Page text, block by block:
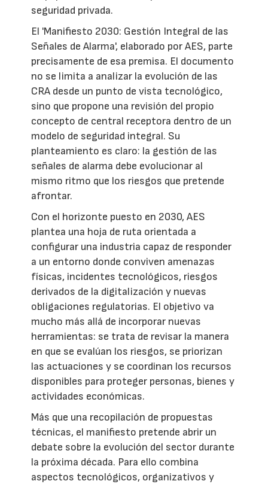
seguridad privada.
El 'Manifiesto 2030: Gestión Integral de las
Señales de Alarma', elaborado por AES, parte
precisamente de esa premisa. El documento
no se limita a analizar la evolución de las
CRA desde un punto de vista tecnológico,
sino que propone una revisión del propio
concepto de central receptora dentro de un
modelo de seguridad integral. Su
planteamiento es claro: la gestión de las
señales de alarma debe evolucionar al
mismo ritmo que los riesgos que pretende
afrontar.
Con el horizonte puesto en 2030, AES
plantea una hoja de ruta orientada a
configurar una industria capaz de responder
a un entorno donde conviven amenazas
físicas, incidentes tecnológicos, riesgos
derivados de la digitalización y nuevas
obligaciones regulatorias. El objetivo va
mucho más allá de incorporar nuevas
herramientas: se trata de revisar la manera
en que se evalúan los riesgos, se priorizan
las actuaciones y se coordinan los recursos
disponibles para proteger personas, bienes y
actividades económicas.
Más que una recopilación de propuestas
técnicas, el manifiesto pretende abrir un
debate sobre la evolución del sector durante
la próxima década. Para ello combina
aspectos tecnológicos, organizativos y